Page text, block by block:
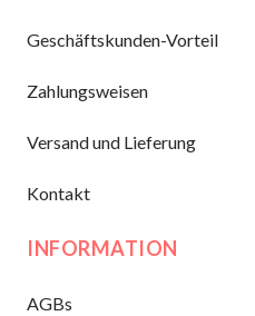
Geschäftskunden-Vorteil
Zahlungsweisen
Versand und Lieferung
Kontakt
INFORMATION
AGBs